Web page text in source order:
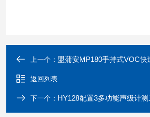
上一个： 盟蒲安MP180手持式VOC快速
返回列表
下一个： HY128配置3多功能声级计